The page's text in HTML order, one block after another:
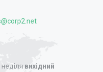
вихідний